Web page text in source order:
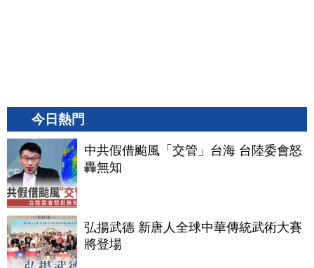
今日熱門
中共假借颱風「交管」台海 台陸委會怒
轟無知
弘揚武德 新唐人全球中華傳統武術大賽
將登場